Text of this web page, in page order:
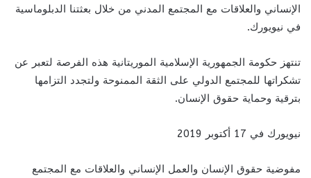
الإنساني والعلاقات مع المجتمع المدني من خلال بعثتنا الدبلوماسية
في نيويورك.
تنتهز حكومة الجمهورية الإسلامية الموريتانية هذه الفرصة لتعبر عن
تشكراتها للمجتمع الدولي على الثقة الممنوحة ولتجدد التزامها
بترقية وحماية حقوق الإنسان.
نيويورك في 17 أكتوبر 2019
مفوضية حقوق الإنسان والعمل الإنساني والعلاقات مع المجتمع